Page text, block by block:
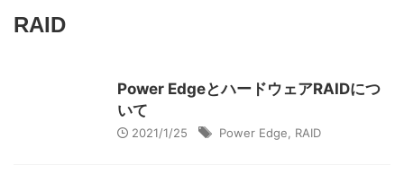
RAID
Power EdgeとハードウェアRAIDにつ
いて
2021/1/25 Power Edge RAID